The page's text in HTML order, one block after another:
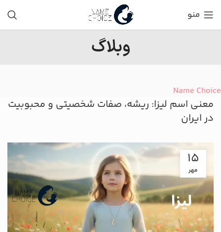
منو
وبلاگ
Name Choice
معنی اسم لیزا: ریشه، صفات شخصیتی و محبوبیت
در ایران
15
مهر